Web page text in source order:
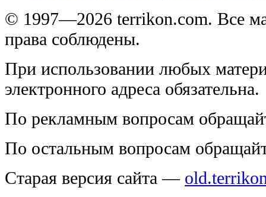
© 1997—2026 terrikon.com. Все
права соблюдены.
При использовании любых
электронного адреса обязательна.
По рекламным вопросам
По остальным вопросам
Старая версия сайта —